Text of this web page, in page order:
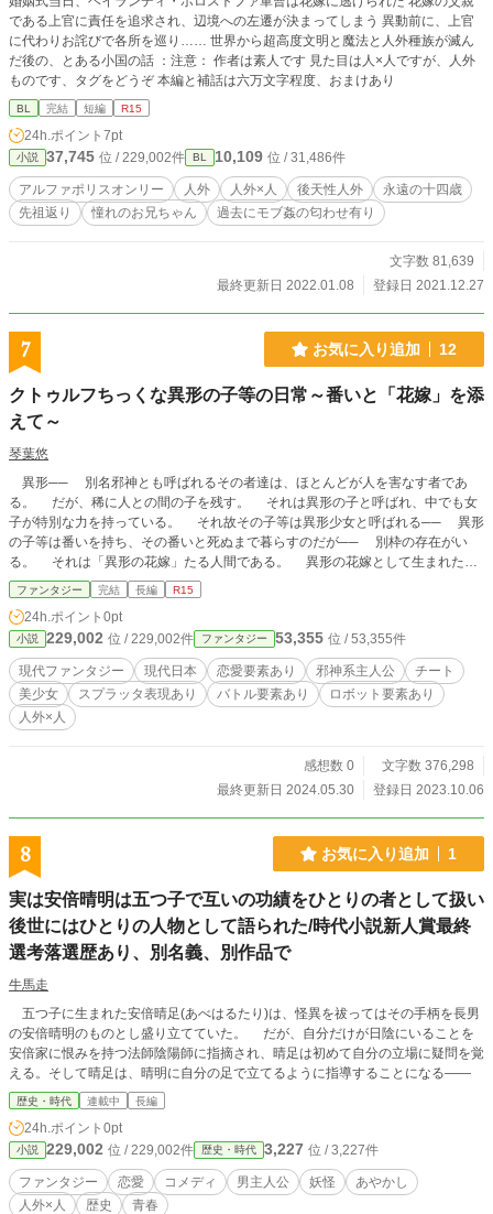
である上官に責任を追求され、辺境への左遷が決まってしまう 異動前に、上官
に代わりお詫びで各所を巡り…… 世界から超高度文明と魔法と人外種族が滅ん
だ後の、とある小国の話 ：注意： 作者は素人です 見た目は人×人ですが、人外
ものです、タグをどうぞ 本編と補話は六万文字程度、おまけあり
BL 完結 短編 R15
24h.ポイント 7pt
小説 37,745 位 / 229,002件 BL 10,109 位 / 31,486件
アルファポリスオンリー 人外 人外×人 後天性人外
永遠の十四歳
先祖返り
憧れのお兄ちゃん 過去にモブ姦の匂わせ有り
文字数 81,639
最終更新日 2022.01.08
登録日 2021.12.27
7 お気に入り追加 12
クトゥルフちっくな異形の子等の日常～番いと「花嫁」を添
えて～
琴葉悠
異形── 別名邪神とも呼ばれるその者達は、ほとんどが人を害なす者であ
る。 だが、稀に人との間の子を残す。 それは異形の子と呼ばれ、中でも女
子が特別な力を持っている。 それ故その子等は異形少女と呼ばれる── 異形
の子等は番いを持ち、その番いと死ぬまで暮らすのだが── 別枠の存在がい
る。 それは「異形の花嫁」たる人間である。 異形の花嫁として生まれた人
間は異形から狙われる。 異形の子等は花嫁を求める。 故に両者は対立す
る、そして異形の子等によって捕食ないしは撃退される。 それは何故か、異
形の子に創造の邪神を食らい、創造の邪神となった者がいるからだ── ※「クト
ゥルフ系の異形少女は番いと花嫁に夢中～浮気？ いいえ本能ですので違いま
す‼～」からタイトルを変更しました。2023/10/30
ファンタジー 完結 長編 R15
24h.ポイント 0pt
小説 229,002 位 / 229,002件 ファンタジー 53,355 位 / 53,355件
現代ファンタジー 現代日本 恋愛要素あり 邪神系主人公
チート
美少女
スプラッタ表現あり バトル要素あり
ロボット要素あり
人外×人
感想数 0
文字数 376,298
最終更新日 2024.05.30
登録日 2023.10.06
8 お気に入り追加 1
実は安倍晴明は五つ子で互いの功績をひとりの者として扱い
後世にはひとりの人物として語られた/時代小説新人賞最終
選考落選歴あり、別名義、別作品で
牛馬走
五つ子に生まれた安倍晴足(あべはるたり)は、怪異を祓ってはその手柄を長男
の安倍晴明のものとし盛り立てていた。 だが、自分だけが日陰にいることを
安倍家に恨みを持つ法師陰陽師に指摘され、晴足は初めて自分の立場に疑問を覚
える。そして晴足は、晴明に自分の足で立てるように指導することになる――
歴史・時代 連載中 長編
24h.ポイント 0pt
小説 229,002 位 / 229,002件 歴史・時代 3,227 位 / 3,227件
ファンタジー 恋愛 コメディ 男主人公 妖怪
あやかし
人外×人
歴史 青春